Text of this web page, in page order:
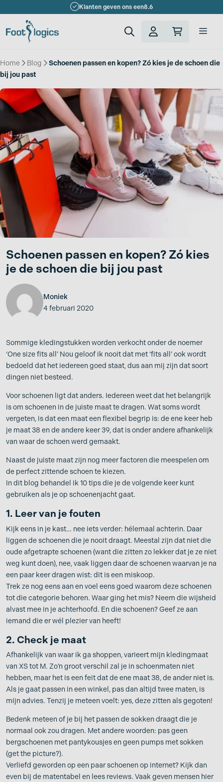
naar
de
Klanten geven ons een8.6
Home » Blog »Schoenen passen en kopen? Zó kies je de schoen die
bij jou past
Schoenen passen en kopen? Zó kies
je de schoen die bij jou past
Moniek
4 februari 2020
Sommige kledingstukken worden verkocht onder de noemer
‘One size fits all’ Nou geloof ik nooit dat met ‘fits all’ ook wordt
bedoeld dat het iedereen goed staat, dus aan mij zijn dat soort
dingen niet besteed.
Voor schoenen ligt dat anders. Iedereen weet dat het belangrijk
is om schoenen in de juiste maat te dragen. Wat soms wordt
vergeten, is dat een maat een flexibel begrip is: de ene keer heb
je maat 38 en de andere keer 39, dat is onder andere afhankelijk
van waar de schoen werd gemaakt.
Naast de juiste maat zijn nog meer factoren die meespelen om
de perfect zittende schoen te kiezen.
In dit blog behandel ik 10 tips die je de volgende keer kunt
gebruiken als je op schoenenjacht gaat.
1. Leervan je fouten
Kijk eens in je kast… nee iets verder: hélemaal achterin. Daar
liggen de schoenen die je nooit draagt. Meestal zijn dat niet die
oude afgetrapte schoenen (want die zitten zo lekker dat je ze niet
weg kunt doen), nee, vaak liggen daar de schoenen waarvan je na
een paar keer dragen wist: dit is een miskoop.
Trek ze nog eens aan en voel eens goed waarom deze schoenen
tot die categorie behoren. Waar ging het mis? Neem die wijsheid
alvast mee in je achterhoofd. En die schoenen? Geef ze aan
iemand die er wél plezier van heeft!
2. Check je maat
Afhankelijk van waar ik ga shoppen, varieert mijn kledingmaat
van XS tot M. Zo’n groot verschil zal je in schoenmaten niet
hebben, maar het is een feit dat de ene maat 38, de ander niet is.
Als je gaat passen in een winkel, pas dan altijd twee maten, is
mijn advies. Tenzij je meteen voelt: yes, deze zitten als gegoten!
Bedenk meteen of je bij het passen de sokken draagt die je
normaal ook zou dragen. Met andere woorden: pas geen
bergschoenen met pantykousjes en geen pumps met sokken
(get the picture?).
Verliefd geworden op een paar schoenen op internet? Kijk dan
even bij de matentabel en lees reviews. Vaak geven mensen hier